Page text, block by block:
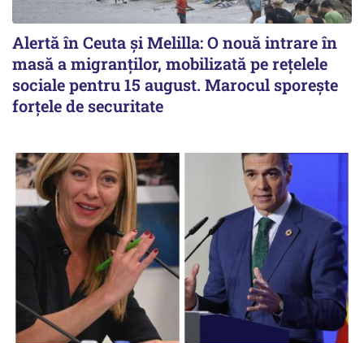
Alertă în Ceuta și Melilla: O nouă intrare în
masă a migranților, mobilizată pe rețelele
sociale pentru 15 august. Marocul sporește
forțele de securitate